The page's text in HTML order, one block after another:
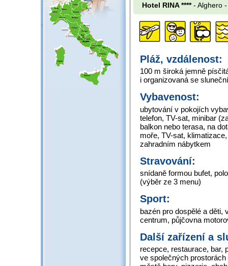
Hotel RINA ****- Alghero
Pláž, vzdálenost:
100 m široká jemně
i organizovaná se
Vybavenost:
ubytování v pokojích
telefon, TV-sat, minibar
balkon nebo terasa, na
moře, TV-sat,
zahradním nábytkem
Stravování:
snídaně formou bufet,
(výběr ze 3 menu)
Sport:
bazén pro dospělé a děti,
centrum, půjčovna
Další zařízení a
recepce, restaurace, bar,
ve společných